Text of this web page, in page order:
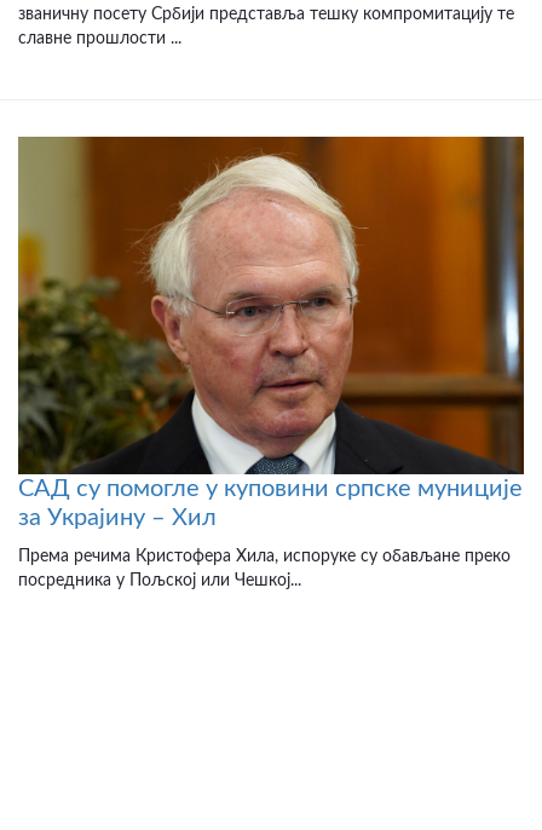
званичну посету Србији представља тешку компромитацију те
славне прошлости ...
САД су помогле у куповини српске муниције
за Украјину – Хил
Према речима Кристофера Хила, испоруке су обављане преко
посредника у Пољској или Чешкој...